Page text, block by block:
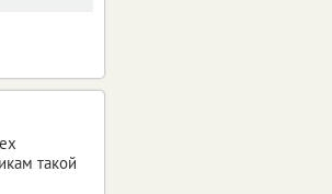
такой